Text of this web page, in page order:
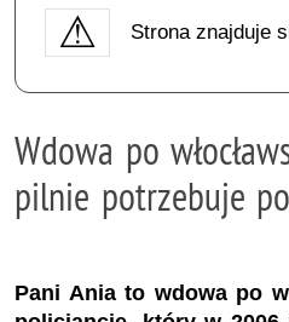
Strona znajduje
Wdowa po
pilnie potrzebuje
Pani Ania to wdowa po